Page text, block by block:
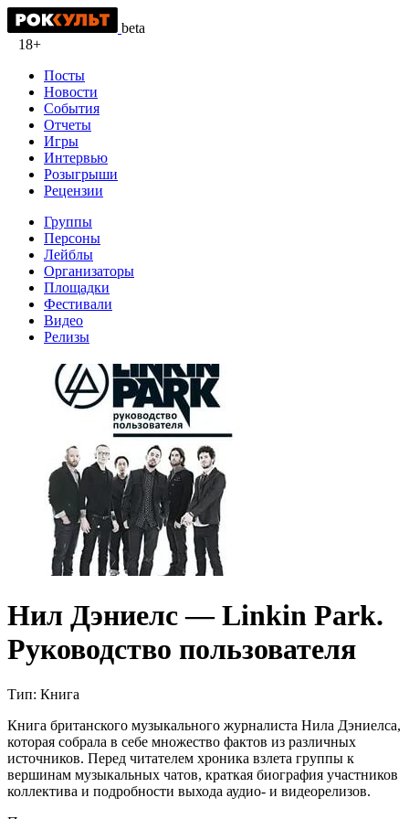
beta
18+
Посты
Новости
События
Отчеты
Игры
Интервью
Розыгрыши
Рецензии
Группы
Персоны
Лейблы
Организаторы
Площадки
Фестивали
Видео
Релизы
Нил Дэниелс — Linkin Park.
Руководство пользователя
Тип: Книга
Книга британского музыкального журналиста Нила Дэниелса,
которая собрала в себе множество фактов из различных
источников. Перед читателем хроника взлета группы к
вершинам музыкальных чатов, краткая биография участников
коллектива и подробности выхода аудио- и видеорелизов.